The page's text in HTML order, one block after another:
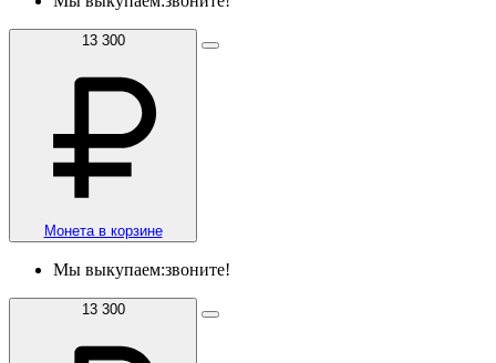
13 300
Монета в корзине
Мы выкупаем:звоните!
13 300